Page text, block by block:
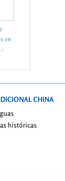
en
CHINA
históricas